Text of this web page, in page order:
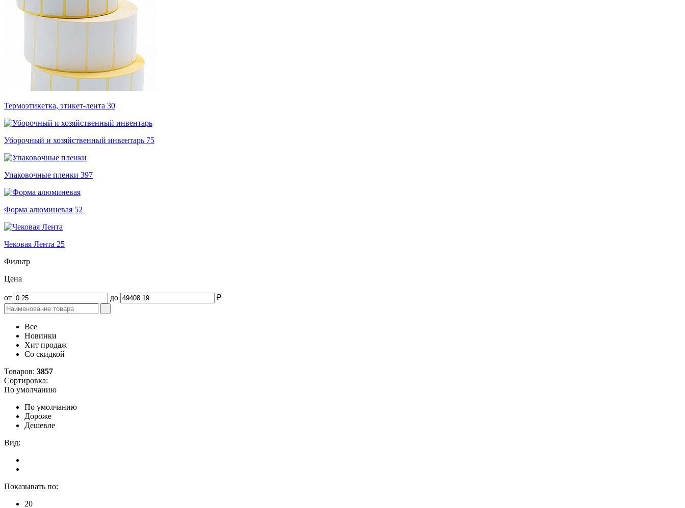
Термоэтикетка, этикет-лента 30
Уборочный и хозяйственный инвентарь 75
Упаковочные пленки 397
Форма алюминевая 52
Чековая Лента 25
Фильтр
Цена
от до ₽
Все
Новинки
Хит продаж
Со скидкой
Товаров: 3857
Сортировка:
По умолчанию
По умолчанию
Дороже
Дешевле
Вид:
Показывать по:
20